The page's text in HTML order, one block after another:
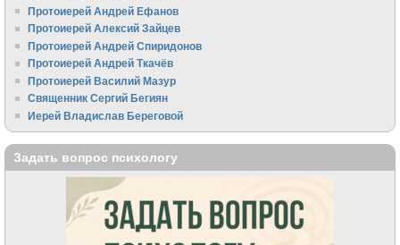
Протоиерей Андрей Ефанов
Протоиерей Алексий Зайцев
Протоиерей Андрей Спиридонов
Протоиерей Андрей Ткачёв
Протоиерей Василий Мазур
Священник Сергий Бегиян
Иерей Владислав Береговой
Задать вопрос психологу